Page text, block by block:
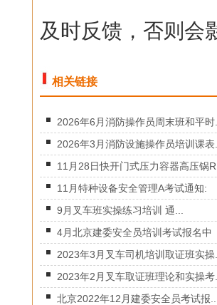
及时反馈，否则会
相关链接
2026年6月消防操作员周末班和平时...
2026年3月消防设施操作员培训课表...
11月28日快开门式压力容器高压锅
11月特种设备安全管理A考试通知:
9月叉车班实操练习培训 通...
4月北京建委安全员培训考试报名中
2023年3月叉车司机培训取证班实操...
2023年2月叉车取证班理论和实操考...
北京2022年12月建委安全员考试报...